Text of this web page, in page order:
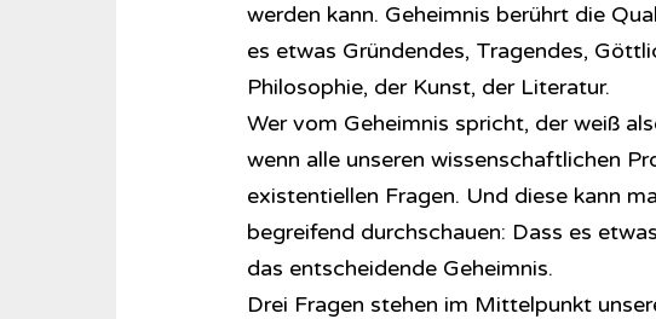
werden kann. Geheimnis berührt die
es etwas Gründendes, Tragendes,
Philosophie, der Kunst, der Literatur.
Wer vom Geheimnis spricht, der weiß
wenn alle unseren wissenschaftlichen
existentiellen Fragen. Und diese kann
begreifend durchschauen: Dass es
das entscheidende Geheimnis.
Drei Fragen stehen im Mittelpunkt